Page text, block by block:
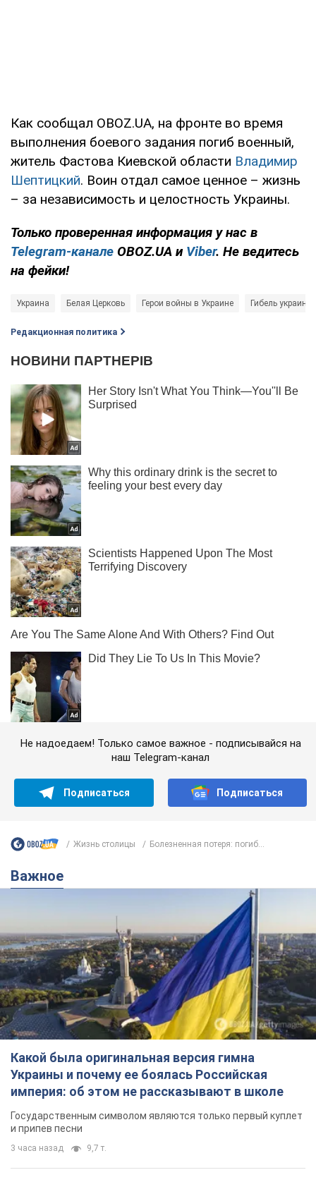
Как сообщал OBOZ.UA, на фронте во время
выполнения боевого задания погиб военный,
житель Фастова Киевской области Владимир
Шептицкий. Воин отдал самое ценное – жизнь
– за независимость и целостность Украины.
Только проверенная информация у нас в
Telegram-канале OBOZ.UA и Viber. Не ведитесь
на фейки!
Украина Белая Церковь Герои войны в Украине Гибель
Редакционная политика
Не надоедаем! Только самое важное - подписывайся на
наш Telegram-канал
Подписаться Подписаться
Жизнь столицы Болезненная потеря: погиб...
Важное
Какой была оригинальная версия гимна
Украины и почему ее боялась Российская
империя: об этом не рассказывают в школе
Государственным символом являются только первый куплет
и припев песни
3 часа назад 9,7 т.